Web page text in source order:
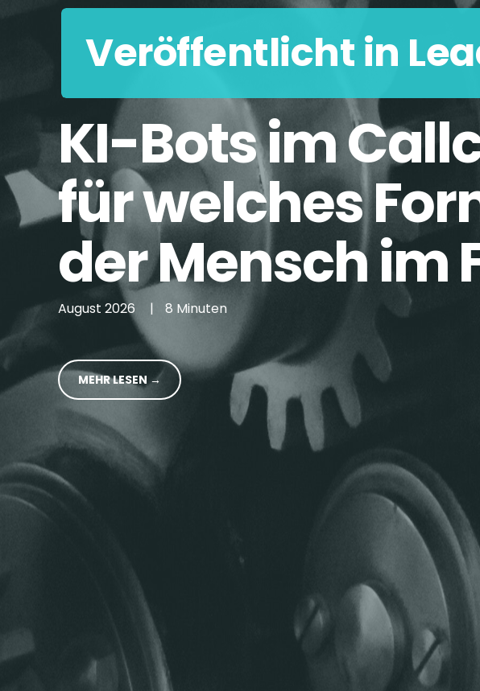
Veröffentlicht in
KI-Bots im
für welches
der Mensch im
August 2026 | 8 Minuten
MEHR LESEN →